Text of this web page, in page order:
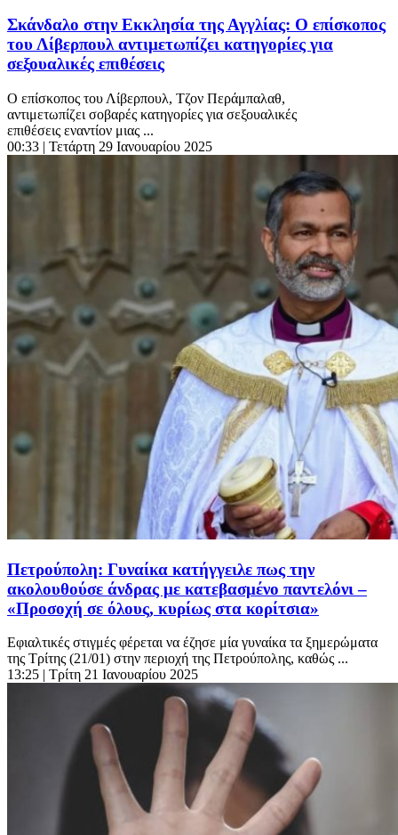
Σκάνδαλο στην Εκκλησία της Αγγλίας: Ο επίσκοπος
του Λίβερπουλ αντιμετωπίζει κατηγορίες για
σεξουαλικές επιθέσεις
Ο επίσκοπος του Λίβερπουλ, Τζον Περάμπαλαθ,
αντιμετωπίζει σοβαρές κατηγορίες για σεξουαλικές
επιθέσεις εναντίον μιας ...
00:33 | Τετάρτη 29 Ιανουαρίου 2025
Πετρούπολη: Γυναίκα κατήγγειλε πως την
ακολουθούσε άνδρας με κατεβασμένο παντελόνι –
«Προσοχή σε όλους, κυρίως στα κορίτσια»
Εφιαλτικές στιγμές φέρεται να έζησε μία γυναίκα τα ξημερώματα
της Τρίτης (21/01) στην περιοχή της Πετρούπολης, καθώς ...
13:25 | Τρίτη 21 Ιανουαρίου 2025